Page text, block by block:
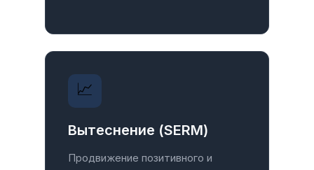
📈
Вытеснение (SERM)
Продвижение позитивного и